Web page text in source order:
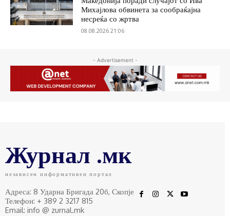
Михајлова обвинета за сообраќајна
несреќа со жртва
08.08.2026 21:06
- Advertisement -
Журнал .мк
независен информативен портал
Адреса: 8 Ударна Бригада 20б, Скопје
Телефон: + 389 2 3217 815
Email: info @ zurnal.mk